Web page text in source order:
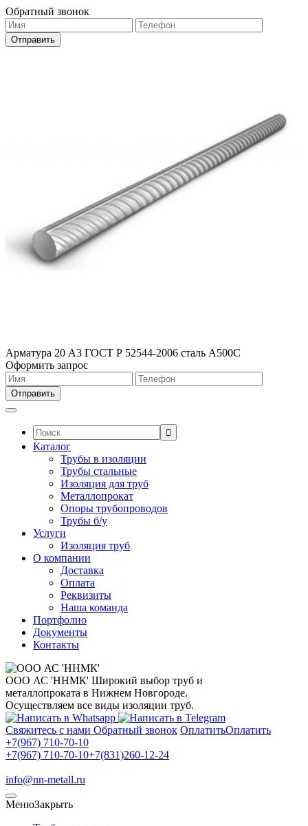
Обратный звонок
Арматура 20 А3 ГОСТ Р 52544-2006 сталь А500С
Оформить запрос
Поиск:
Каталог
Трубы в изоляции
Трубы стальные
Изоляция для труб
Металлопрокат
Опоры трубопроводов
Трубы б/у
Услуги
Изоляция труб
О компании
Доставка
Оплата
Реквизиты
Наша команда
Портфолио
Документы
Контакты
ООО АС 'ННМК' Широкий выбор труб и
металлопроката в Нижнем Новгороде.
Осуществляем все виды изоляции труб.
Свяжитесь с нами Обратный звонок ОплатитьОплатить
+7(967) 710-70-10
+7(967) 710-70-10+7(831)260-12-24
info@nn-metall.ru
МенюЗакрыть